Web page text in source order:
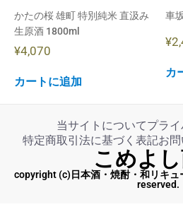
かたの桜 雄町 特別純米 直汲み
生原酒 1800ml
¥4,070
カートに追加
車
¥
カ
当サイトについてプラ
特定商取引法に基づく表記お
こめよ
copyright (c)日本酒・焼酎・和リキ
reserved.